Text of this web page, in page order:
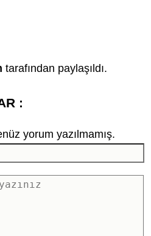
tarafından paylaşıldı.
:
yorum yazılmamış.